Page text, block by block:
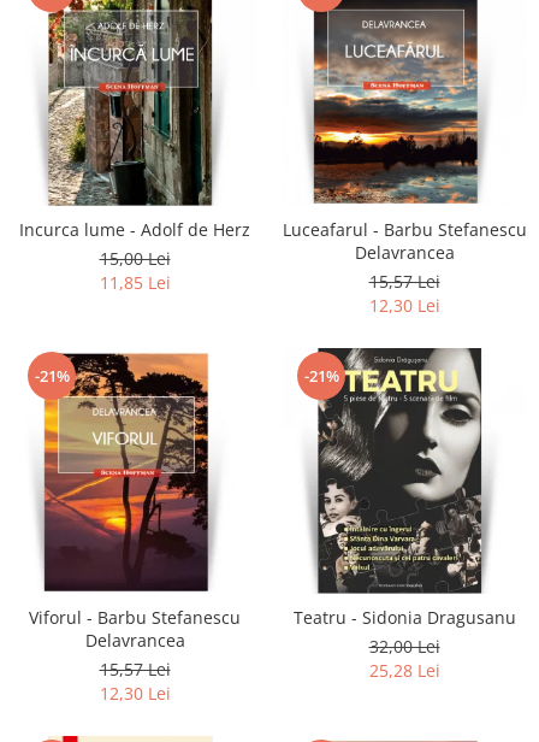
Incurca lume - Adolf de Herz
15,00 Lei
11,85 Lei
Luceafarul - Barbu Stefanescu
Delavrancea
15,57 Lei
12,30 Lei
-21%
Viforul - Barbu Stefanescu
Delavrancea
15,57 Lei
12,30 Lei
-21%
Teatru - Sidonia Dragusanu
32,00 Lei
25,28 Lei